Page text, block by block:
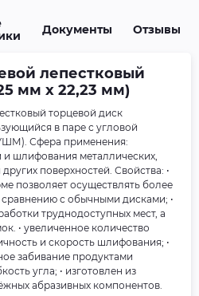
Документы Отзывы
лепестковый
мм х 22,23 мм)
торцевой диск
в паре с угловой
Сфера применения:
и шлифования металлических,
поверхностей. Свойства: •
позволяет осуществлять более
с обычными дисками; •
труднодоступных мест, а
• увеличенное количество
и скорость шлифования; •
забивание продуктами
угла; • изготовлен из
абразивных компонентов.